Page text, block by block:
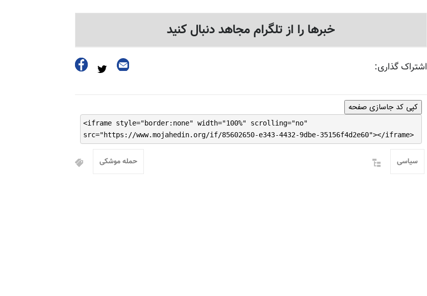
خبرها را از تلگرام مجاهد دنبال کنید
اشتراک گذاری:
کپی کد جاسازی صفحه
<iframe style="border:none" width="100%" scrolling="no"
src="https://www.mojahedin.org/if/85602650-e343-4432-9dbe-35156f4d2e60"></iframe>
حمله موشکی سیاسی